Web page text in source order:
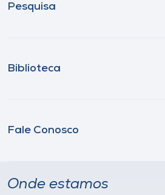
Pesquisa
Biblioteca
Fale Conosco
Onde estamos